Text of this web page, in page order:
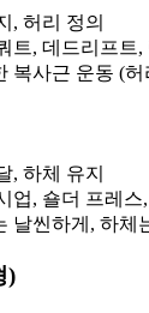
, 허리 정의
트, 데드리프트,
복사근 운동 (
, 하체 유지
업, 숄더 프레스
날씬하게, 하체
)